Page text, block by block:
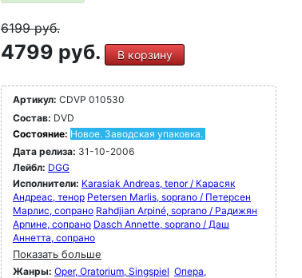
6199руб.
4799 руб. В корзину
Артикул: CDVP 010530
Состав: DVD
Состояние: Новое. Заводская упаковка.
Дата релиза: 31-10-2006
Лейбл: DGG
Исполнители: Karasiak Andreas, tenor / Карасяк
Андреас, тенор Petersen Marlis, soprano / Петерсен
Марлис, сопрано Rahdjian Arpiné, soprano / Радижян
Арпине, сопрано Dasch Annette, soprano / Даш
Аннетта, сопрано
Показать больше
Жанры: Oper, Oratorium, Singspiel Опера,